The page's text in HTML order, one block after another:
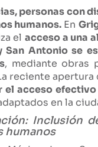
personas con
humanos. En
el acceso a una
San Antonio se
, mediante obras
reciente apertura
el acceso
en la
Inclusión
humanos